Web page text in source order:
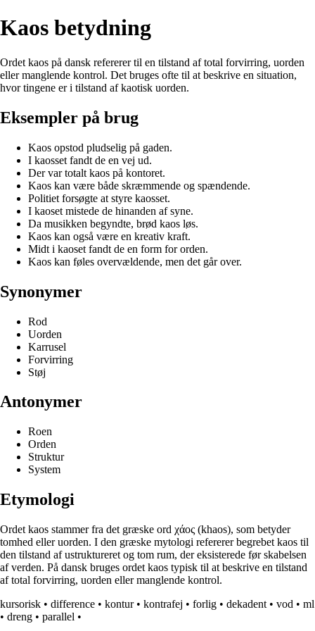
Kaos betydning
Ordet kaos på dansk refererer til en tilstand af total forvirring, uorden
eller manglende kontrol. Det bruges ofte til at beskrive en situation,
hvor tingene er i tilstand af kaotisk uorden.
Eksempler på brug
Kaos opstod pludselig på gaden.
I kaosset fandt de en vej ud.
Der var totalt kaos på kontoret.
Kaos kan være både skræmmende og spændende.
Politiet forsøgte at styre kaosset.
I kaoset mistede de hinanden af syne.
Da musikken begyndte, brød kaos løs.
Kaos kan også være en kreativ kraft.
Midt i kaoset fandt de en form for orden.
Kaos kan føles overvældende, men det går over.
Synonymer
Rod
Uorden
Karrusel
Forvirring
Støj
Antonymer
Roen
Orden
Struktur
System
Etymologi
Ordet kaos stammer fra det græske ord χάος (khaos), som betyder
tomhed eller uorden. I den græske mytologi refererer begrebet kaos til
den tilstand af ustruktureret og tom rum, der eksisterede før skabelsen
af verden. På dansk bruges ordet kaos typisk til at beskrive en tilstand
af total forvirring, uorden eller manglende kontrol.
kursorisk • difference • kontur• kontrafej • forlig • dekadent • vod • ml
• dreng • parallel •